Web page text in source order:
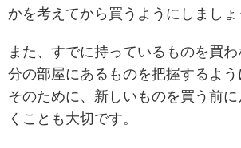
かを考えてから買うようにしましょ
また、すでに持っているものを買
分の部屋にあるものを把握するよう
そのために、新しいものを買う前
くことも大切です。